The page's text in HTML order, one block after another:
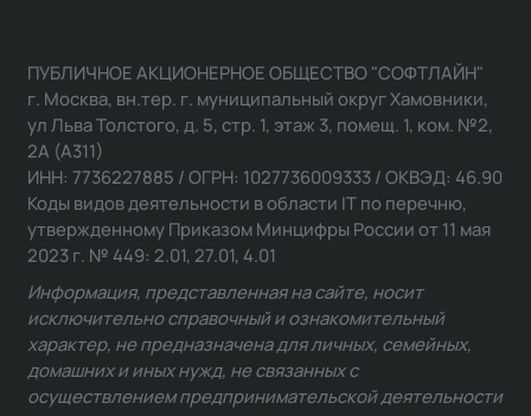
ПУБЛИЧНОЕ АКЦИОНЕРНОЕ ОБЩЕСТВО "СОФТЛАЙН"
г. Москва, вн.тер. г. муниципальный округ Хамовники,
ул Льва Толстого, д. 5, стр. 1, этаж 3, помещ. 1, ком. №2,
2А (А311)
ИНН: 7736227885 / ОГРН: 1027736009333 / ОКВЭД: 46.90
Коды видов деятельности в области IT по перечню,
утвержденному Приказом Минцифры России от 11 мая
2023 г. № 449: 2.01, 27.01, 4.01
Информация, представленная на сайте, носит
исключительно справочный и ознакомительный
характер, не предназначена для личных, семейных,
домашних и иных нужд, не связанных с
осуществлением предпринимательской деятельности